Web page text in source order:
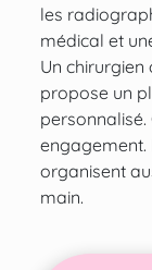
les
médical et
Un
propose un
personnalisé.
engagement.
organisent
main.